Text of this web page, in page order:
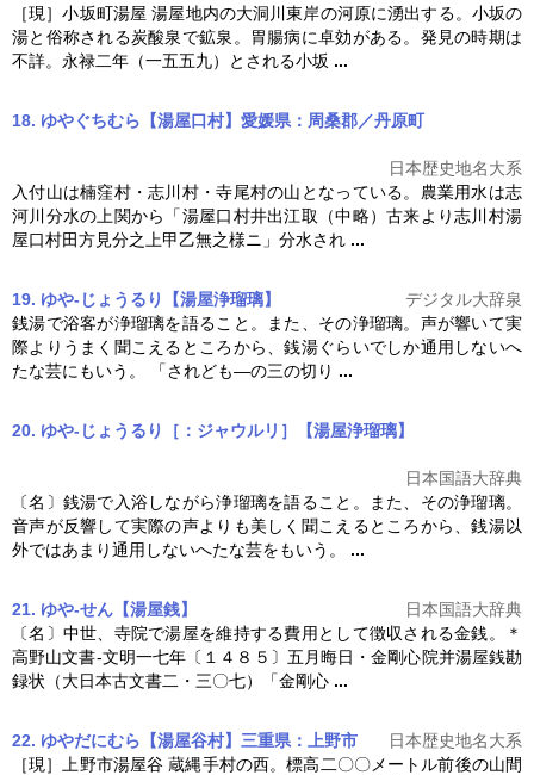
［現］小坂町湯屋 湯屋地内の大洞川東岸の河原に湧出する。小坂の
湯と俗称される炭酸泉で鉱泉。胃腸病に卓効がある。発見の時期は
不詳。永禄二年（一五五九）とされる小坂 ...
18. ゆやぐちむら【湯屋口村】愛媛県：周桑郡／丹原町
日本歴史地名大系
入付山は楠窪村・志川村・寺尾村の山となっている。農業用水は志
河川分水の上関から「湯屋口村井出江取（中略）古来より志川村湯
屋口村田方見分之上甲乙無之様ニ」分水され ...
19. ゆや‐じょうるり【湯屋浄瑠璃】
デジタル大辞泉
銭湯で浴客が浄瑠璃を語ること。また、その浄瑠璃。声が響いて実
際よりうまく聞こえるところから、銭湯ぐらいでしか通用しないへ
たな芸にもいう。 「されども―の三の切り ...
20. ゆや‐じょうるり［：ジャウルリ］【湯屋浄瑠璃】
日本国語大辞典
〔名〕銭湯で入浴しながら浄瑠璃を語ること。また、その浄瑠璃。
音声が反響して実際の声よりも美しく聞こえるところから、銭湯以
外ではあまり通用しないへたな芸をもいう。 ...
21. ゆや‐せん【湯屋銭】
日本国語大辞典
〔名〕中世、寺院で湯屋を維持する費用として徴収される金銭。＊
高野山文書‐文明一七年〔１４８５〕五月晦日・金剛心院并湯屋銭勘
録状（大日本古文書二・三〇七）「金剛心 ...
22. ゆやだにむら【湯屋谷村】三重県：上野市
日本歴史地名大系
［現］上野市湯屋谷 蔵縄手村の西。標高二〇〇メートル前後の山間